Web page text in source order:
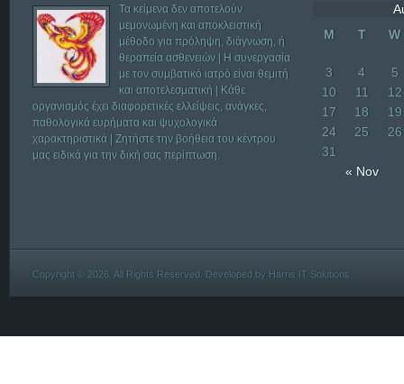
Τα κείμενα δεν αποτελούν
μεμονωμένη και αποκλειστική
μέθοδο για πρόληψη, διάγνωση, ή
θεραπεία ασθενειών | Η συνεργασία
με τον συμβατικό ιατρό είναι θεμιτή
και αποτελεσματική | Κάθε
οργανισμός έχει διαφορετικές ελλείψεις, ανάγκες,
παθολογικά ευρήματα και ψυχολογικά
χαρακτηριστικά | Ζητήστε την βοήθεια του κέντρου
μας ειδικά για την δική σας περίπτωση.
M
T W
« Nov
3 4
5
10
11
12
17
18
19
24
25
26
31
Copyright © 2026. All Rights Reserved. Developed by Harris IT Solutions